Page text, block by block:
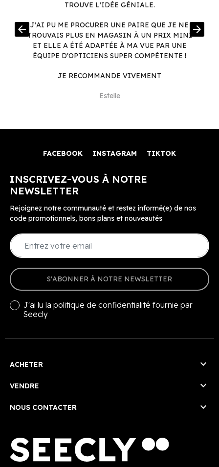
TROUVE L'IDÉE GÉNIALE.
J'AI PU ME PROCURER UNE PAIRE QUE JE NE
TROUVAIS PLUS EN MAGASIN À UN PRIX MINI
ET ELLE A ÉTÉ ADAPTÉE À MA VUE PAR UNE
ÉQUIPE D'OPTICIENS SUPER COMPÉTENTE !
JE RECOMMANDE VIVEMENT
Estelle
arrow_back arrow_forward
FACEBOOK INSTAGRAM TIKTOK
INSCRIVEZ-VOUS À NOTRE
NEWSLETTER
Rejoignez notre communauté et restez informé(e) de nos
code promotionnels, bons plans et nouveautés
S'ABONNER À NOTRE NEWSLETTER
J'ai lu la politique de confidentialité fournie par
Seecly
ACHETER 
VENDRE 
NOUS CONTACTER 